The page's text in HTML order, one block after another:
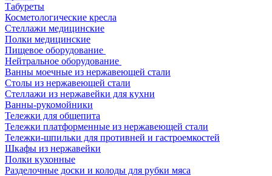
Табуреты
Косметологические кресла
Стеллажи медицинские
Полки медицинские
Пищевое оборудование
Нейтральное оборудование
Ванны моечные из нержавеющей стали
Столы из нержавеющей стали
Стеллажи из нержавейки для кухни
Ванны-рукомойники
Тележки для общепита
Тележки платформенные из нержавеющей стали
Тележки-шпильки для противней и гастроемкостей
Шкафы из нержавейки
Полки кухонные
Разделочные доски и колоды для рубки мяса